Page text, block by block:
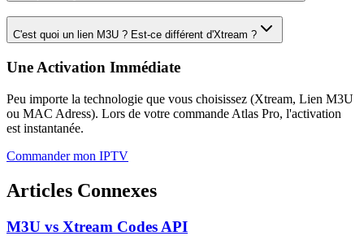
C'est quoi un lien M3U ? Est-ce différent d'Xtream ?
Une Activation Immédiate
Peu importe la technologie que vous choisissez (Xtream, Lien M3U
ou MAC Adress). Lors de votre commande Atlas Pro, l'activation
est instantanée.
Commander mon IPTV
Articles Connexes
M3U vs Xtream Codes API